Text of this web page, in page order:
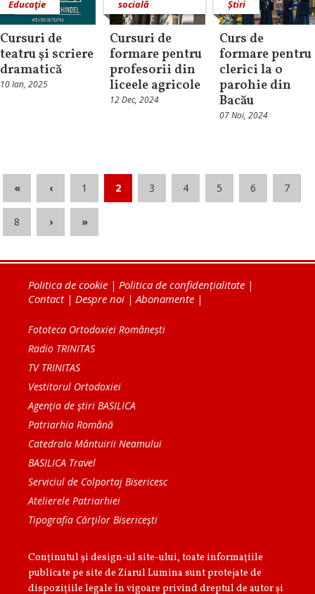
Educaţie
Cursuri de
teatru şi scriere
dramatică
10 Ian, 2025
socială
Cursuri de
formare pentru
profesorii din
liceele agricole
12 Dec, 2024
Știri
Curs de
formare pentru
clerici la o
parohie din
Bacău
07 Noi, 2024
« ‹ 1 2 3 4 5 6 7
8 › »
Politica de cookie | Politica de confidențialitate |
Contact| Despre noi |Abonamente |
Fototeca Ortodoxiei Românești
Radio TRINITAS
TV TRINITAS
Vestitorul Ortodoxiei
Agenţia de ştiri BASILICA
Patriarhia Română
Catedrala Mântuirii Neamului
BASILICA Travel
Serviciul de Colportaj Bisericesc
Atelierele Patriarhiei
Tipografia Cărţilor Bisericeşti
Conținutul și design-ul site-ului, toate informaţiile
publicate pe site de Ziarul Lumina sunt protejate de
dispoziţiile legale în vigoare privind dreptul de autor şi